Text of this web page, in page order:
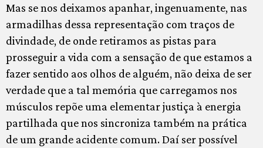
Mas se nos deixamos apanhar, ingenuamente, nas
armadilhas dessa representação com traços de
divindade, de onde retiramos as pistas para
prosseguir a vida com a sensação de que estamos a
fazer sentido aos olhos de alguém, não deixa de ser
verdade que a tal memória que carregamos nos
músculos repõe uma elementar justiça à energia
partilhada que nos sincroniza também na prática
de um grande acidente comum. Daí ser possível